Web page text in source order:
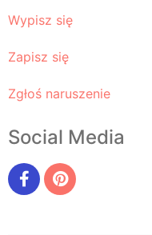
Wypisz się
Zapisz się
Zgłoś naruszenie
Social Media